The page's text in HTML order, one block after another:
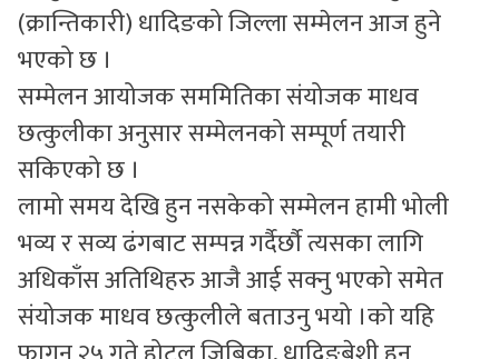
(क्रान्तिकारी) धादिङको जिल्ला सम्मेलन आज हुने
भएको छ ।
सम्मेलन आयोजक सममितिका संयोजक माधव
छत्कुलीका अनुसार सम्मेलनको सम्पूर्ण तयारी
सकिएको छ ।
लामो समय देखि हुन नसकेको सम्मेलन हामी भोली
भव्य र सव्य ढंगबाट सम्पन्न गर्दैर्छौ त्यसका लागि
अधिकाँस अतिथिहरु आजै आई सक्नु भएको समेत
संयोजक माधव छत्कुलीले बताउनु भयो ।को यहि